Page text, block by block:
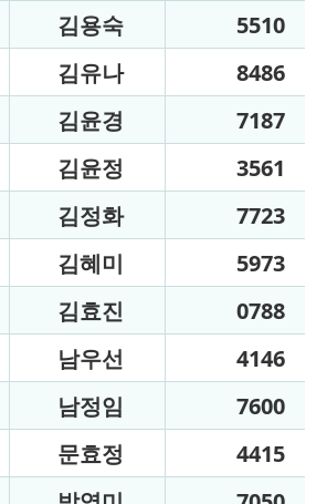
김용숙
5510
김유나
8486
김윤경
7187
김윤정
3561
김정화
7723
김혜미
5973
김효진
0788
남우선
4146
남정임
7600
문효정
4415